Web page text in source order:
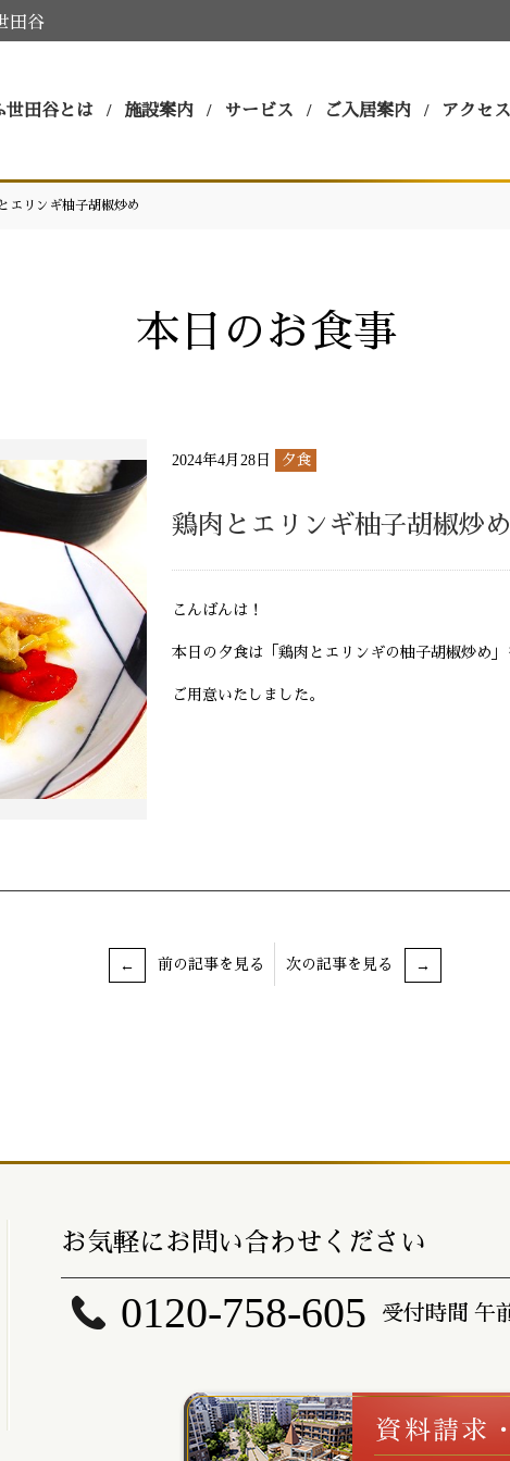
田谷
世田谷とは 施設案内 サービス ご入居案内 アクセス
エリンギ柚子胡椒炒め
本日のお食事
2024年4月28日 夕食
鶏肉とエリンギ柚子胡椒炒め
こんばんは！
本日の夕食は「鶏肉とエリンギの柚子胡椒炒め」
ご用意いたしました。
前の記事を見る 次の記事を見る
お気軽にお問い合わせください
0120-758-605 受付時間 午